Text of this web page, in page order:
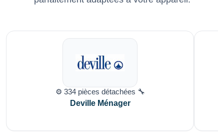
⚙️ 334 pièces détachées 🔧
Deville Ménager